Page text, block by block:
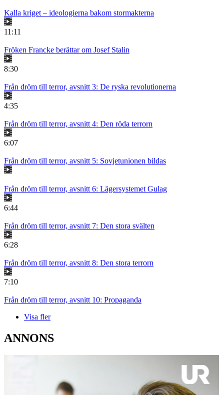
Kalla kriget – ideologierna bakom stormakterna
11:11
Fröken Francke berättar om Josef Stalin
8:30
Från dröm till terror, avsnitt 3: De ryska revolutionerna
4:35
Från dröm till terror, avsnitt 4: Den röda terrorn
6:07
Från dröm till terror, avsnitt 5: Sovjetunionen bildas
Från dröm till terror, avsnitt 6: Lägersystemet Gulag
6:44
Från dröm till terror, avsnitt 7: Den stora svälten
6:28
Från dröm till terror, avsnitt 8: Den stora terrorn
7:10
Från dröm till terror, avsnitt 10: Propaganda
Visa fler
ANNONS